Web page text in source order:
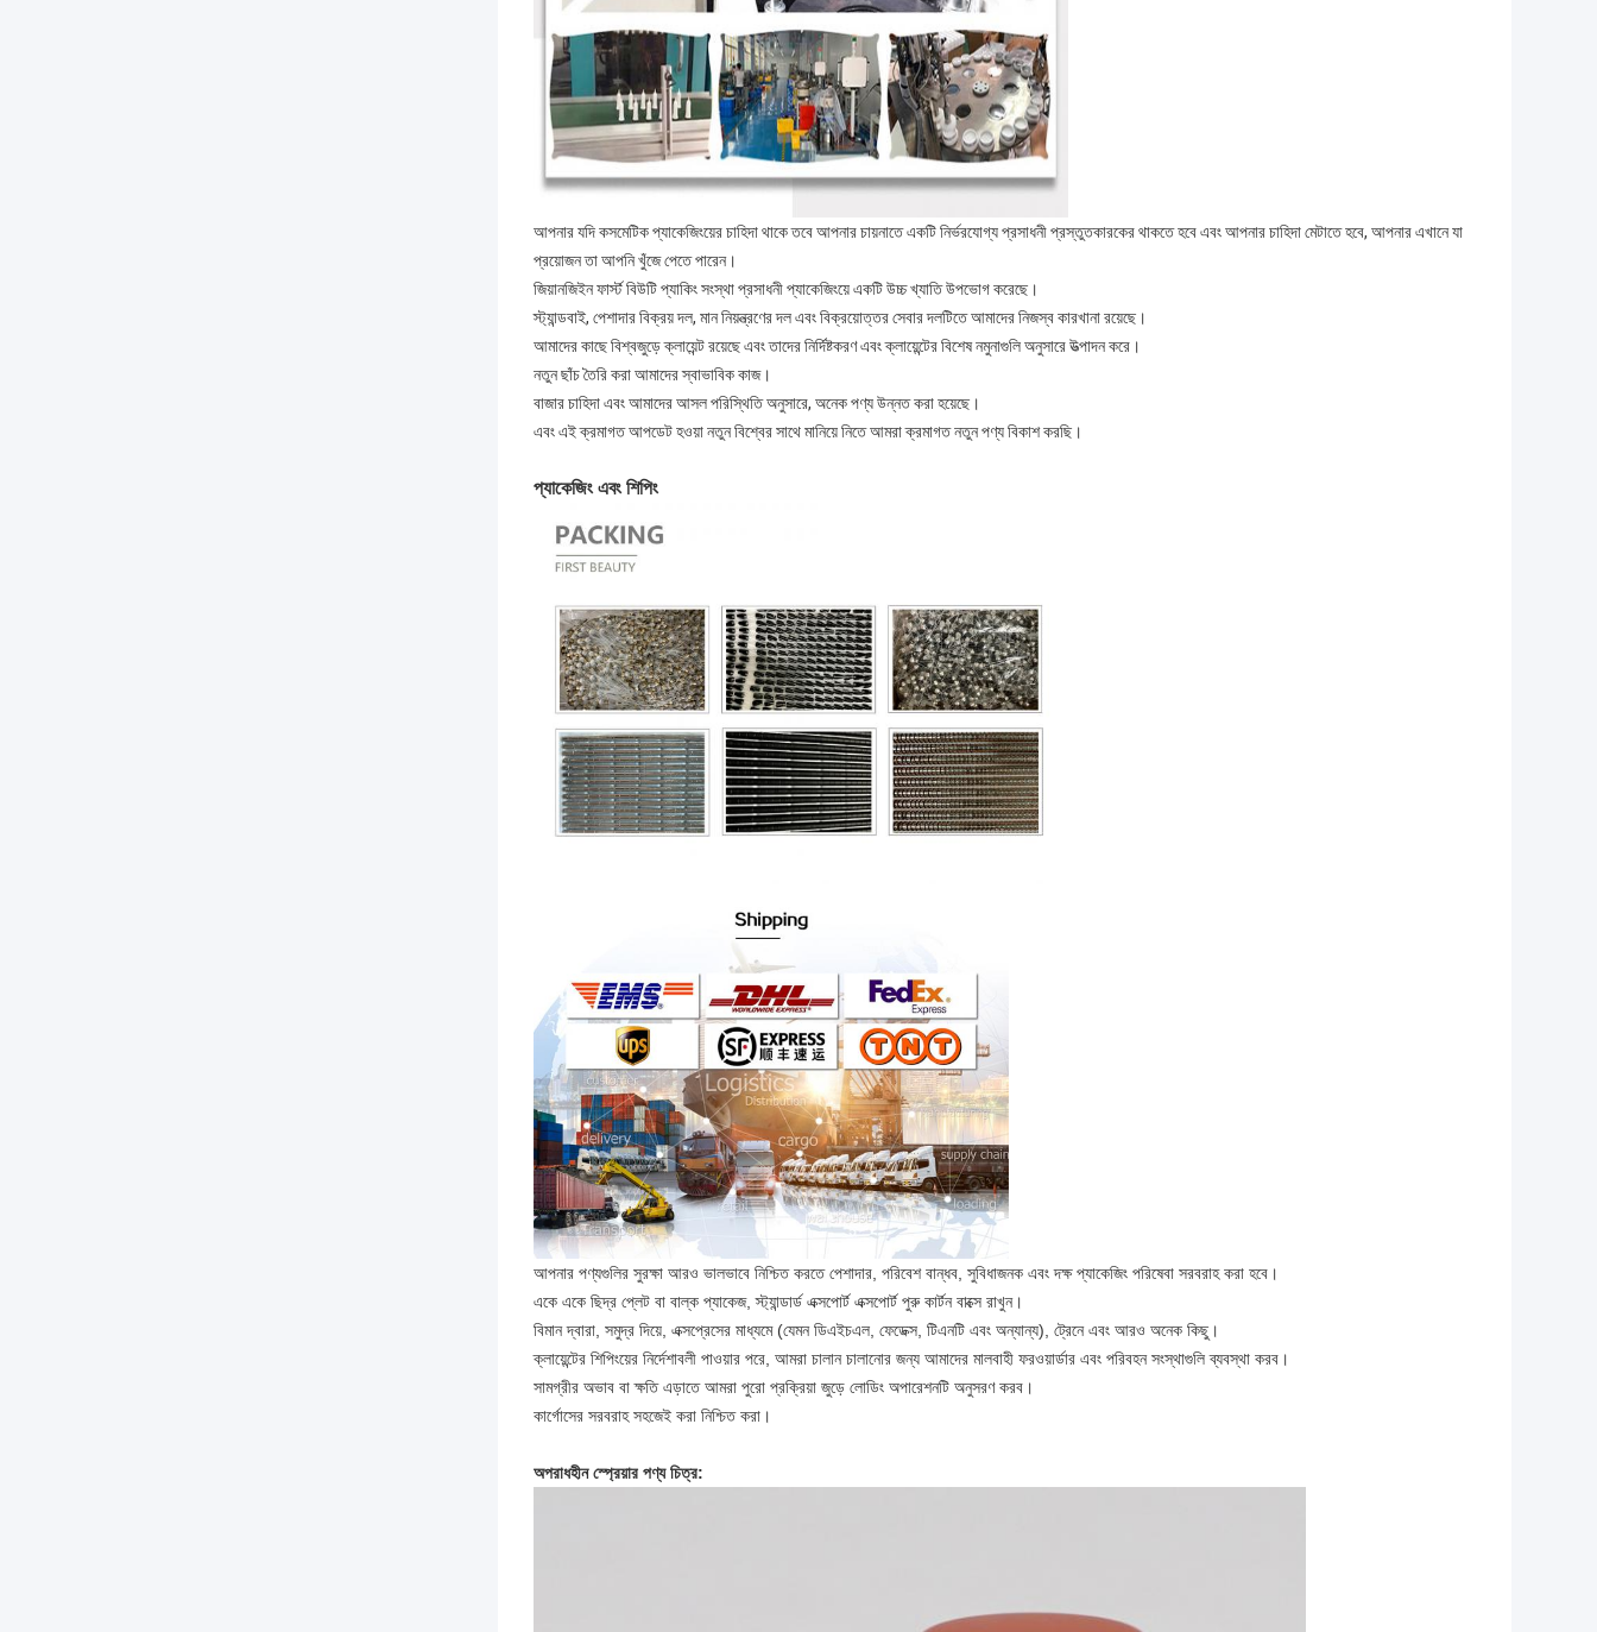
আপনার যদি কসমেটিক প্যাকেজিংয়ের চাহিদা থাকে তবে আপনার চায়নাতে একটি নির্ভরযোগ্য প্রসাধনী প্রস্তুতকারকের থাকতে হবে এবং আপনার চাহিদা মেটাতে হবে, আপনার এখানে যা
প্রয়োজন তা আপনি খুঁজে পেতে পারেন।
জিয়ানজিইন ফার্স্ট বিউটি প্যাকিং সংস্থা প্রসাধনী প্যাকেজিংয়ে একটি উচ্চ খ্যাতি উপভোগ করেছে।
স্ট্যান্ডবাই, পেশাদার বিক্রয় দল, মান নিয়ন্ত্রণের দল এবং বিক্রয়োত্তর সেবার দলটিতে আমাদের নিজস্ব কারখানা রয়েছে।
আমাদের কাছে বিশ্বজুড়ে ক্লায়েন্ট রয়েছে এবং তাদের নির্দিষ্টকরণ এবং ক্লায়েন্টের বিশেষ নমুনাগুলি অনুসারে উত্পাদন করে।
নতুন ছাঁচ তৈরি করা আমাদের স্বাভাবিক কাজ।
বাজার চাহিদা এবং আমাদের আসল পরিস্থিতি অনুসারে, অনেক পণ্য উন্নত করা হয়েছে।
এবং এই ক্রমাগত আপডেট হওয়া নতুন বিশ্বের সাথে মানিয়ে নিতে আমরা ক্রমাগত নতুন পণ্য বিকাশ করছি।
প্যাকেজিং এবং শিপিং
আপনার পণ্যগুলির সুরক্ষা আরও ভালভাবে নিশ্চিত করতে পেশাদার, পরিবেশ বান্ধব, সুবিধাজনক এবং দক্ষ প্যাকেজিং পরিষেবা সরবরাহ করা হবে।
একে একে ছিদ্র প্লেট বা বাল্ক প্যাকেজ, স্ট্যান্ডার্ড এক্সপোর্ট এক্সপোর্ট পুরু কার্টন বাক্সে রাখুন।
বিমান দ্বারা, সমুদ্র দিয়ে, এক্সপ্রেসের মাধ্যমে (যেমন ডিএইচএল, ফেডেক্স, টিএনটি এবং অন্যান্য), ট্রেনে এবং আরও অনেক কিছু।
ক্লায়েন্টের শিপিংয়ের নির্দেশাবলী পাওয়ার পরে, আমরা চালান চালানোর জন্য আমাদের মালবাহী ফরওয়ার্ডার এবং পরিবহন সংস্থাগুলি ব্যবস্থা করব।
সামগ্রীর অভাব বা ক্ষতি এড়াতে আমরা পুরো প্রক্রিয়া জুড়ে লোডিং অপারেশনটি অনুসরণ করব।
কার্গোসের সরবরাহ সহজেই করা নিশ্চিত করা।
অপরাধহীন স্প্রেয়ার পণ্য চিত্র: